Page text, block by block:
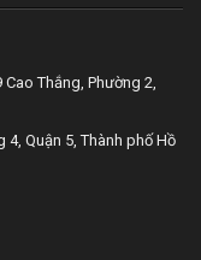
Thắng, Phường 2,
4, Quận 5, Thành phố Hồ